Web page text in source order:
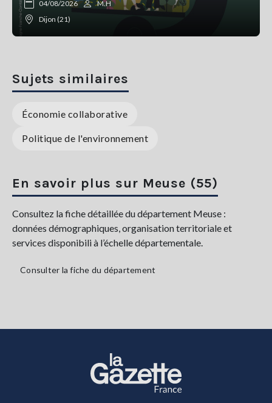
04/08/2026
M.H
Dijon (21)
Sujets similaires
Économie collaborative
Politique de l'environnement
En savoir plus sur Meuse (55)
Consultez la fiche détaillée du département Meuse :
données démographiques, organisation territoriale et
services disponibili à l’échelle départementale.
Consulter la fiche du département